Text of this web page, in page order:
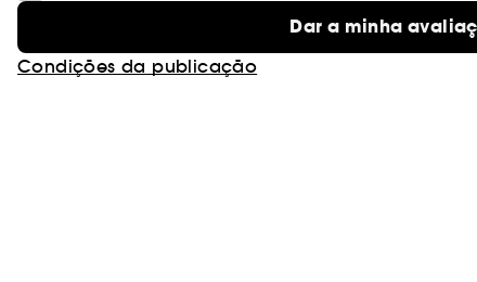
Dar a minha
Condições da publicação